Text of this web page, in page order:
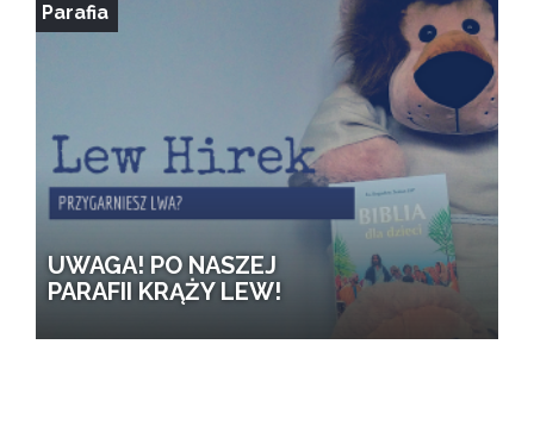
UWAGA! PO NASZEJ
PARAFII KRĄŻY LEW!
Parafia